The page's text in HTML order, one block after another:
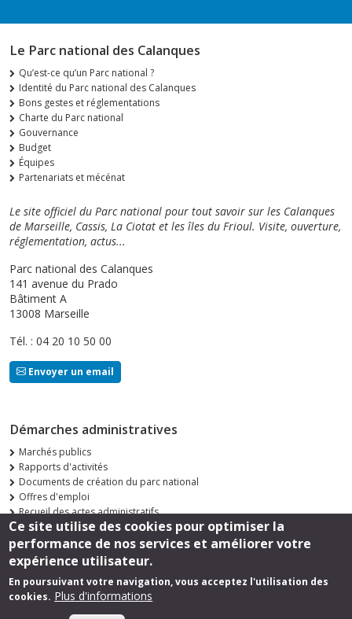
Le Parc national des Calanques
Qu’est-ce qu’un Parc national ?
Identité du Parc national des Calanques
Bons gestes et réglementations
Charte du Parc national
Gouvernance
Budget
Équipes
Partenariats et mécénat
Le site officiel du Parc national pour tout savoir sur les Calanques
de Marseille, Cassis, La Ciotat et les îles du Frioul. Visite, ouverture,
réglementation, actus...
Parc national des Calanques
141 avenue du Prado
Bâtiment A
13008 Marseille
Tél. : 04 20 10 50 00
Envoyer un email
Démarches administratives
Marchés publics
Rapports d'activités
Documents de création du parc national
Offres d'emploi
Recueil des actes administratifs
Consultations publiques
Suivez-nous
Ce site utilise des cookies pour optimiser la
performance de nos services et améliorer votre
expérience utilisateur.
En poursuivant votre navigation, vous acceptez l'utilisation des
cookies. Plus d'informations